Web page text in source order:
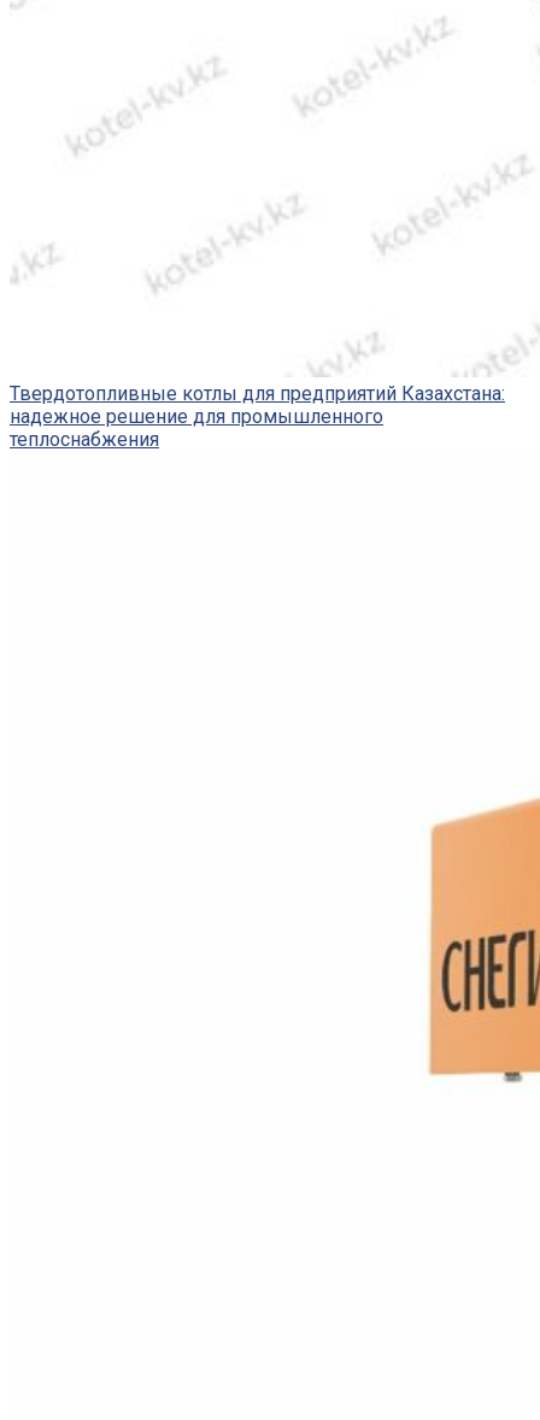
Твердотопливные котлы для предприятий Казахстана:
надежное решение для промышленного
теплоснабжения